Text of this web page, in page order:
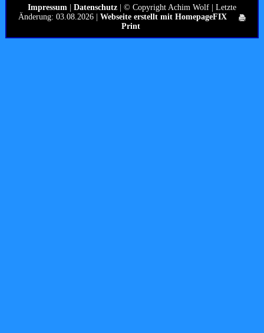
Impressum Datenschutz | © Copyright Achim Wolf | Letzte
Änderung: 03.08.2026 | Webseite erstellt mit HomepageFIX
Print